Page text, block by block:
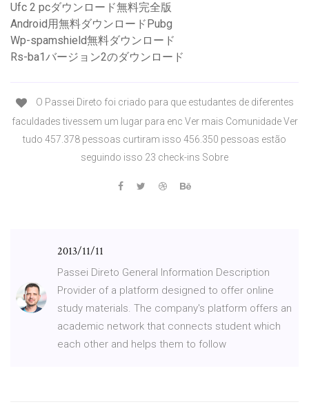
Ufc 2 pcダウンロード無料完全版
Android用無料ダウンロードPubg
Wp-spamshield無料ダウンロード
Rs-ba1バージョン2のダウンロード
O Passei Direto foi criado para que estudantes de diferentes
faculdades tivessem um lugar para enc Ver mais Comunidade Ver
tudo 457.378 pessoas curtiram isso 456.350 pessoas estão
seguindo isso 23 check-ins Sobre
2013/11/11
Passei Direto General Information Description
Provider of a platform designed to offer online
study materials. The company's platform offers an
academic network that connects student which
each other and helps them to follow